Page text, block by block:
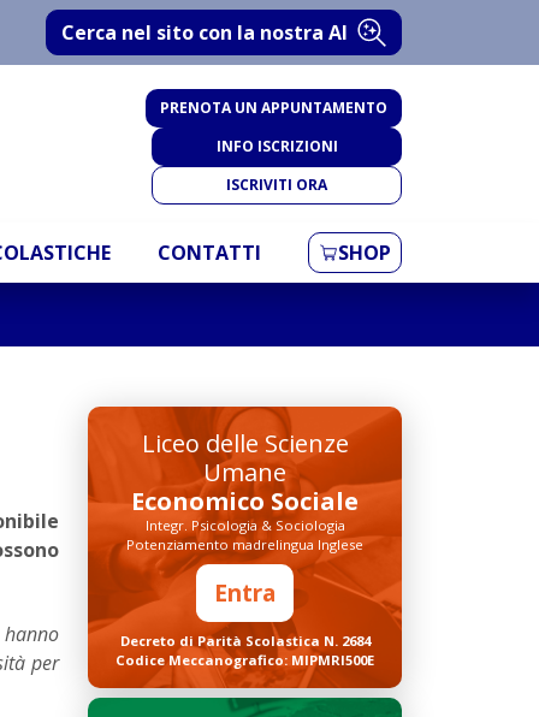
Cerca nel sito con la nostra AI
PRENOTA UN APPUNTAMENTO
INFO ISCRIZIONI
ISCRIVITI ORA
CONTATTI SHOP
per
Liceo delle Scienze
Umane
Economico Sociale
Integr. Psicologia & Sociologia
Potenziamento madrelingua Inglese
Entra
Decreto di Parità Scolastica N. 2684
Codice Meccanografico: MIPMRI500E